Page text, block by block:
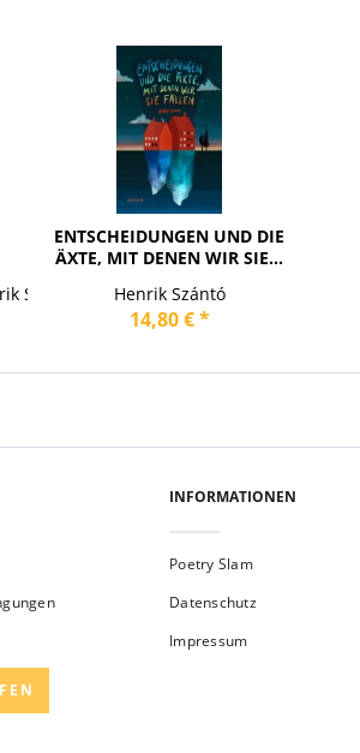
Szanto
ENTSCHEIDUNGEN UND DIE
ÄXTE, MIT DENEN WIR SIE...
Henrik Szántó
14,80 € *
INFORMATIONEN
Poetry Slam
Datenschutz
Impressum